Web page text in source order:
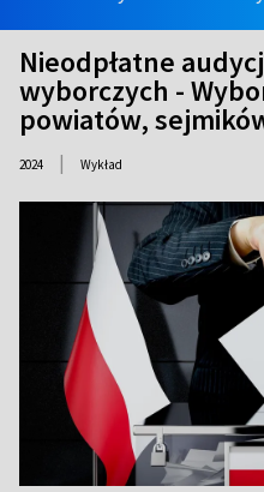
Nieodpłatne
wyborczych -
powiatów,
2024 | Wykład